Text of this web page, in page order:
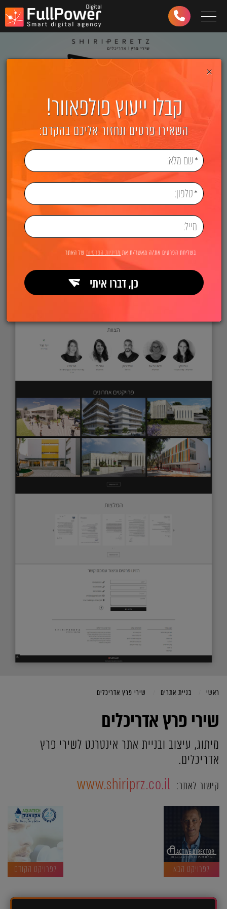
Toggle navigation
03-
997
ראשי בניית אתרים שירי פרץ אדריכלים
שירי פרץ אדריכלים
מיתוג, עיצוב ובניית אתר אינטרנט לשירי פרץ
אדריכלים.
קישור לאתר: www.shiriprz.co.il
לפרויקט הבא לפרויקט הקודם
×
קבלו ייעוץ פולפאוור!
השאירו פרטים ונחזור אליכם בהקדם:
בשליחת הפרטים את/ה מאשר/ת את מדיניות הפרטיותשל האתר
כן, דברו איתי